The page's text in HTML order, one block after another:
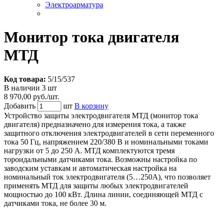
Электроарматура
Монитор тока двигателя
МТД
Код товара: 5/15/537
В наличии 3 шт
8 970,00 руб./шт.
Добавить
шт В корзину
Устройство защиты электродвигателя МТД (монитор тока
двигателя) предназначено для измерения тока, а также
защитного отключения электродвигателей в сети переменного
тока 50 Гц, напряжением 220/380 В и номинальными токами
нагрузки от 5 до 250 А. МТД комплектуются тремя
тороидальными датчиками тока. Возможны настройка по
заводским уставкам и автоматическая настройка на
номинальный ток электродвигателя (5…250А), что позволяет
применять МТД для защиты любых электродвигателей
мощностью до 100 кВт. Длина линии, соединяющей МТД с
датчиками тока, не более 30 м.